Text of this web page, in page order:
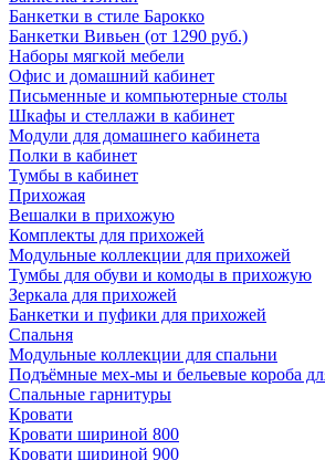
Банкетки в стиле Барокко
Банкетки Вивьен (от 1290 руб.)
Наборы мягкой мебели
Офис и домашний кабинет
Письменные и компьютерные столы
Шкафы и стеллажи в кабинет
Модули для домашнего кабинета
Полки в кабинет
Тумбы в кабинет
Прихожая
Вешалки в прихожую
Комплекты для прихожей
Модульные коллекции для прихожей
Тумбы для обуви и комоды в прихожую
Зеркала для прихожей
Банкетки и пуфики для прихожей
Спальня
Модульные коллекции для спальни
Подъёмные мех-мы и бельевые короба
Спальные гарнитуры
Кровати
Кровати шириной 800
Кровати шириной 900